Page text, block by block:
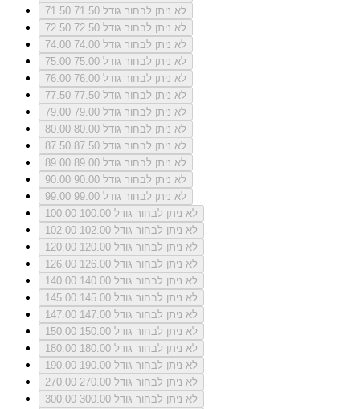
71.50
לא ניתן לבחור גודל 71.50
72.50
לא ניתן לבחור גודל 72.50
74.00
לא ניתן לבחור גודל 74.00
75.00
לא ניתן לבחור גודל 75.00
76.00
לא ניתן לבחור גודל 76.00
77.50
לא ניתן לבחור גודל 77.50
79.00
לא ניתן לבחור גודל 79.00
80.00
לא ניתן לבחור גודל 80.00
87.50
לא ניתן לבחור גודל 87.50
89.00
לא ניתן לבחור גודל 89.00
90.00
לא ניתן לבחור גודל 90.00
99.00
לא ניתן לבחור גודל 99.00
100.00
לא ניתן לבחור גודל 100.00
102.00
לא ניתן לבחור גודל 102.00
120.00
לא ניתן לבחור גודל 120.00
126.00
לא ניתן לבחור גודל 126.00
140.00
לא ניתן לבחור גודל 140.00
145.00
לא ניתן לבחור גודל 145.00
147.00
לא ניתן לבחור גודל 147.00
150.00
לא ניתן לבחור גודל 150.00
180.00
לא ניתן לבחור גודל 180.00
190.00
לא ניתן לבחור גודל 190.00
270.00
לא ניתן לבחור גודל 270.00
300.00
לא ניתן לבחור גודל 300.00